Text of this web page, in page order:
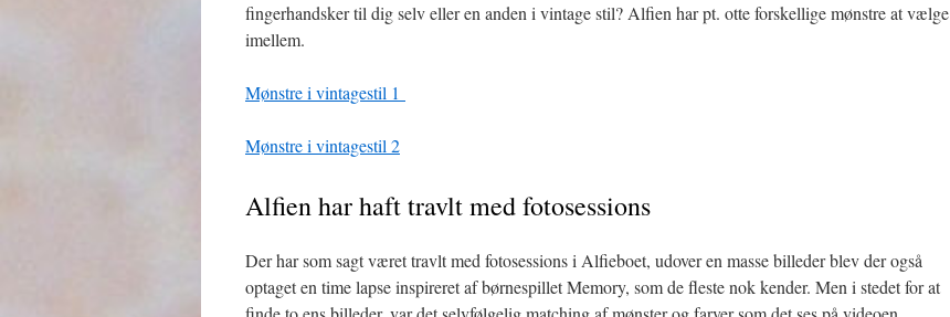
fingerhandsker til dig selv eller en anden i vintage stil? Alfien har pt. otte forskellige mønstre at vælge
imellem.
Mønstre i vintagestil 1
Mønstre i vintagestil 2
Alfien har haft travlt med fotosessions
Der har som sagt været travlt med fotosessions i Alfieboet, udover en masse billeder blev der også
optaget en time lapse inspireret af børnespillet Memory, som de fleste nok kender. Men i stedet for at